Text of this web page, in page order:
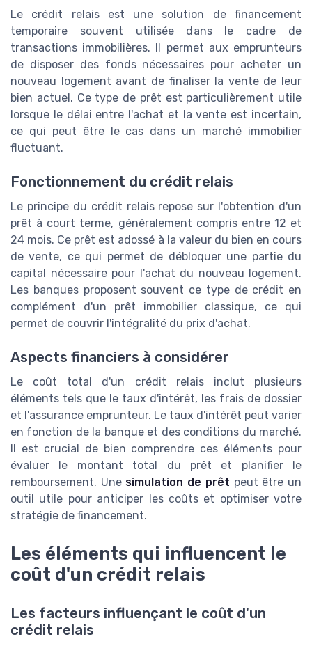
Le crédit relais est une solution de financement
temporaire souvent utilisée dans le cadre de
transactions immobilières. Il permet aux emprunteurs
de disposer des fonds nécessaires pour acheter un
nouveau logement avant de finaliser la vente de leur
bien actuel. Ce type de prêt est particulièrement utile
lorsque le délai entre l'achat et la vente est incertain,
ce qui peut être le cas dans un marché immobilier
fluctuant.
Fonctionnement du crédit relais
Le principe du crédit relais repose sur l'obtention d'un
prêt à court terme, généralement compris entre 12 et
24 mois. Ce prêt est adossé à la valeur du bien en cours
de vente, ce qui permet de débloquer une partie du
capital nécessaire pour l'achat du nouveau logement.
Les banques proposent souvent ce type de crédit en
complément d'un prêt immobilier classique, ce qui
permet de couvrir l'intégralité du prix d'achat.
Aspects financiers à considérer
Le coût total d'un crédit relais inclut plusieurs
éléments tels que le taux d'intérêt, les frais de dossier
et l'assurance emprunteur. Le taux d'intérêt peut varier
en fonction de la banque et des conditions du marché.
Il est crucial de bien comprendre ces éléments pour
évaluer le montant total du prêt et planifier le
remboursement. Une simulation de prêt peut être un
outil utile pour anticiper les coûts et optimiser votre
stratégie de financement.
Les éléments qui influencent le
coût d'un crédit relais
Les facteurs influençant le coût d'un
crédit relais